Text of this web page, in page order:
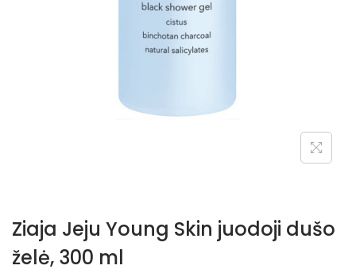
Ziaja Jeju Young Skin juodoji dušo
želė, 300 ml